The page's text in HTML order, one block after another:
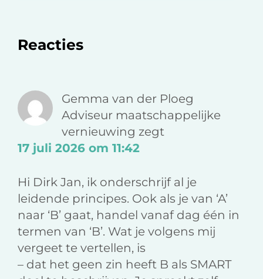
c
e
b
k
k
e
Lees
Reacties
Gemma van der Ploeg
Adviseur maatschappelijke
vernieuwing zegt
17 juli 2026 om 11:42
Hi Dirk Jan, ik onderschrijf al je
leidende principes. Ook als je van ‘A’
naar ‘B’ gaat, handel vanaf dag één in
termen van ‘B’. Wat je volgens mij
vergeet te vertellen, is
– dat het geen zin heeft B als SMART